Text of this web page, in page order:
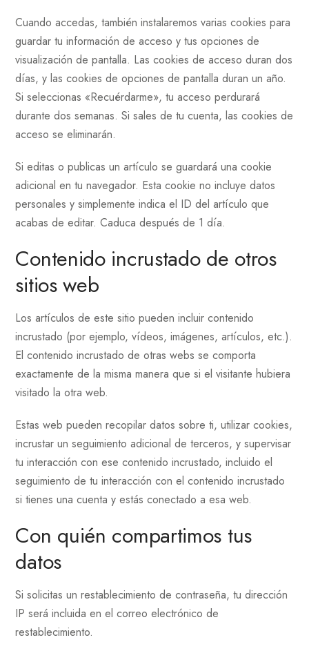
Cuando accedas, también instalaremos varias cookies para
guardar tu información de acceso y tus opciones de
visualización de pantalla. Las cookies de acceso duran dos
días, y las cookies de opciones de pantalla duran un año.
Si seleccionas «Recuérdarme», tu acceso perdurará
durante dos semanas. Si sales de tu cuenta, las cookies de
acceso se eliminarán.
Si editas o publicas un artículo se guardará una cookie
adicional en tu navegador. Esta cookie no incluye datos
personales y simplemente indica el ID del artículo que
acabas de editar. Caduca después de 1 día.
Contenido incrustado de otros
sitios web
Los artículos de este sitio pueden incluir contenido
incrustado (por ejemplo, vídeos, imágenes, artículos, etc.).
El contenido incrustado de otras webs se comporta
exactamente de la misma manera que si el visitante hubiera
visitado la otra web.
Estas web pueden recopilar datos sobre ti, utilizar cookies,
incrustar un seguimiento adicional de terceros, y supervisar
tu interacción con ese contenido incrustado, incluido el
seguimiento de tu interacción con el contenido incrustado
si tienes una cuenta y estás conectado a esa web.
Con quién compartimos tus
datos
Si solicitas un restablecimiento de contraseña, tu dirección
IP será incluida en el correo electrónico de
restablecimiento.